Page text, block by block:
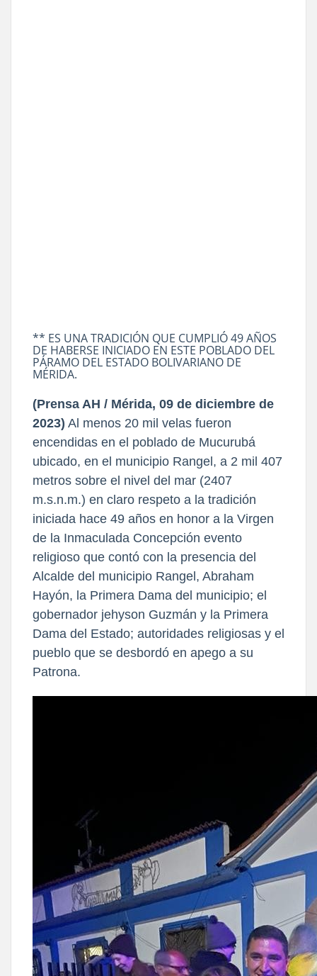
** ES UNA TRADICIÓN QUE CUMPLIÓ 49 AÑOS
DE HABERSE INICIADO EN ESTE POBLADO DEL
PÁRAMO DEL ESTADO BOLIVARIANO DE
MÉRIDA.
(Prensa AH / Mérida, 09 de diciembre de
2023) Al menos 20 mil velas fueron
encendidas en el poblado de Mucurubá
ubicado, en el municipio Rangel, a 2 mil 407
metros sobre el nivel del mar (2407
m.s.n.m.) en claro respeto a la tradición
iniciada hace 49 años en honor a la Virgen
de la Inmaculada Concepción evento
religioso que contó con la presencia del
Alcalde del municipio Rangel, Abraham
Hayón, la Primera Dama del municipio; el
gobernador jehyson Guzmán y la Primera
Dama del Estado; autoridades religiosas y el
pueblo que se desbordó en apego a su
Patrona.